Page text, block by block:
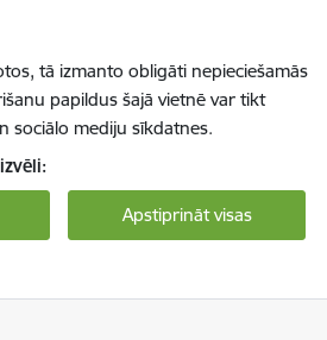
tā izmanto obligāti nepieciešamās
papildus šajā vietnē var tikt
sociālo mediju sīkdatnes.
Apstiprināt visas